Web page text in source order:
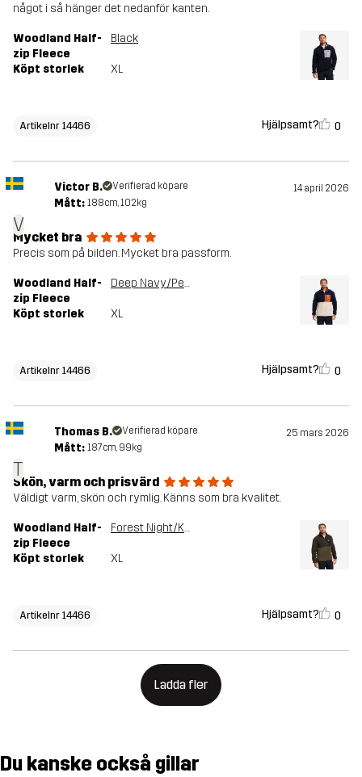
något i så hänger det nedanför kanten.
Woodland Half-
zip Fleece
Black
Köpt storlek XL
Artikelnr 14466 Hjälpsamt? 0
V
Victor B. Verifierad köpare 14 april 2026
Mått: 188cm, 102kg
Mycket bra
Precis som på bilden. Mycket bra passform.
Woodland Half-
zip Fleece
Deep Navy/Peyote
Köpt storlek XL
Artikelnr 14466 Hjälpsamt? 0
T
Thomas B. Verifierad köpare 25 mars 2026
Mått: 187cm, 99kg
Skön, varm och prisvärd
Väldigt varm, skön och rymlig. Känns som bra kvalitet.
Woodland Half-
zip Fleece
Forest Night/Kalamata
Köpt storlek XL
Artikelnr 14466 Hjälpsamt? 0
Ladda fler
Du kanske också gillar